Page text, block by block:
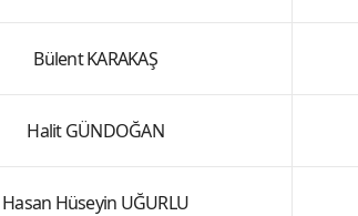
Bülent KARAKAŞ
Halit GÜNDOĞAN
Hasan Hüseyin UĞURLU